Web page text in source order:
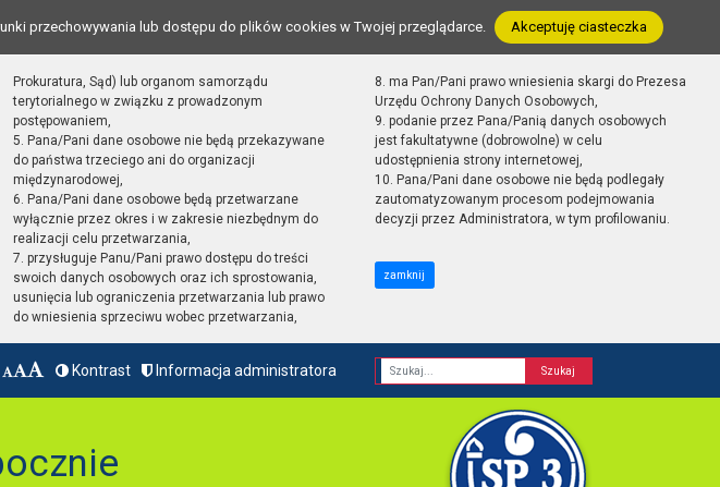
przechowywania lub dostępu do plików cookies w Twojej przeglądarce. Akceptuję ciasteczka
Prokuratura, Sąd) lub organom samorządu
terytorialnego w związku z prowadzonym
postępowaniem,
5. Pana/Pani dane osobowe nie będą przekazywane
do państwa trzeciego ani do organizacji
międzynarodowej,
6. Pana/Pani dane osobowe będą przetwarzane
wyłącznie przez okres i w zakresie niezbędnym do
realizacji celu przetwarzania,
7. przysługuje Panu/Pani prawo dostępu do treści
swoich danych osobowych oraz ich sprostowania,
usunięcia lub ograniczenia przetwarzania lub prawo
do wniesienia sprzeciwu wobec przetwarzania,
8. ma Pan/Pani prawo wniesienia skargi do Prezesa
Urzędu Ochrony Danych Osobowych,
9. podanie przez Pana/Panią danych osobowych
jest fakultatywne (dobrowolne) w celu
udostępnienia strony internetowej,
10. Pana/Pani dane osobowe nie będą podlegały
zautomatyzowanym procesom podejmowania
decyzji przez Administratora, w tym profilowaniu.
zamknij
Kontrast Informacja administratora
Fraza